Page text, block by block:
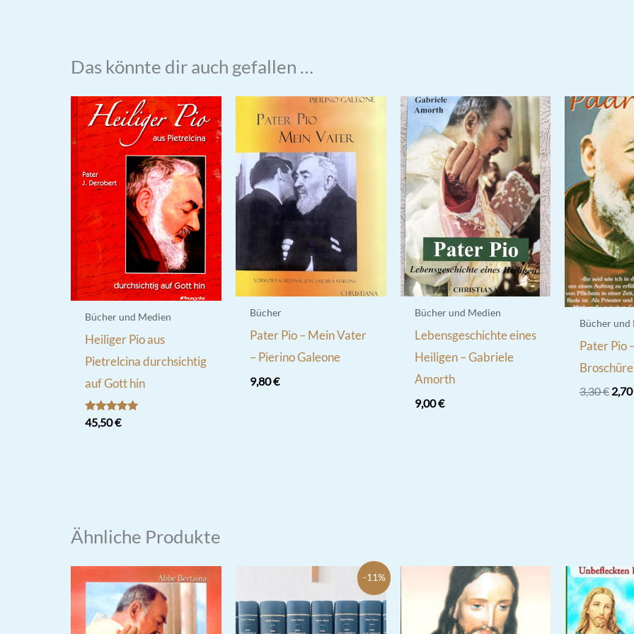
Das könnte dir auch gefallen …
Bücher und Medien
Heiliger Pio aus
Pietrelcina durchsichtig
auf Gott hin
Bewertet
mit
45,50€
Bücher
Pater Pio – Mein Vater
– Pierino Galeone
9,80€
Bücher und Medien
Lebensgeschichte eines
Heiligen – Gabriele
Amorth
9,00€
Bücher und
Pater Pio
Broschüre
3,30€ 2,70
Ähnliche Produkte
-11%